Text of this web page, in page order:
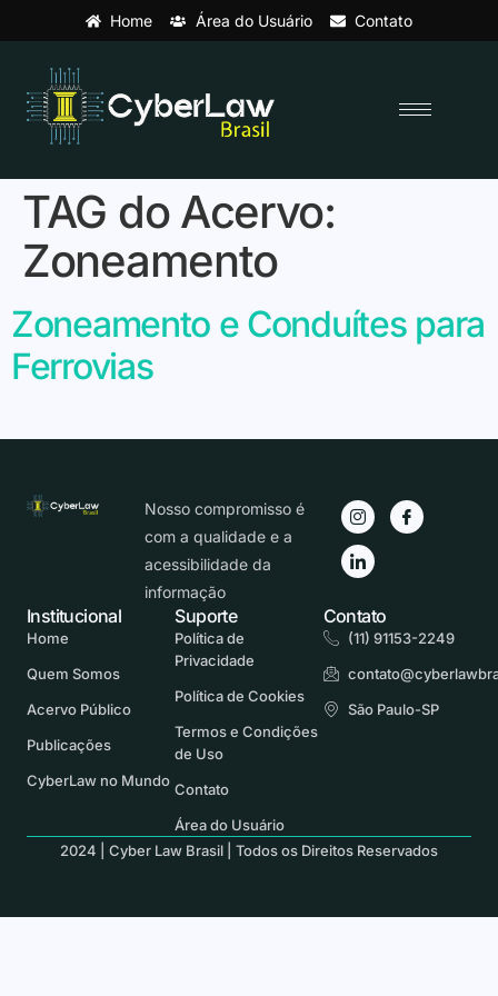
Home Área do Usuário Contato
TAG do Acervo:
Zoneamento
Zoneamento e Conduítes para
Ferrovias
Nosso compromisso é
com a qualidade e a
acessibilidade da
informação
Suporte
Política de
Privacidade
Política de Cookies
Termos e Condições
de Uso
Contato
Área do Usuário
Contato
(11) 91153-2249
São Paulo-SP
Institucional
Home
Quem Somos
Acervo Público
Publicações
CyberLaw no Mundo
2024 | Cyber Law Brasil | Todos os Direitos Reservados